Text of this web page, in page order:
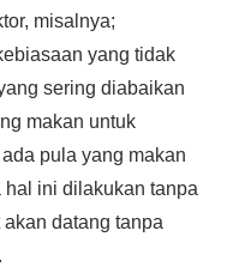
misalnya;
yang tidak
sering diabaikan
makan untuk
pula yang makan
ini dilakukan tanpa
datang tanpa